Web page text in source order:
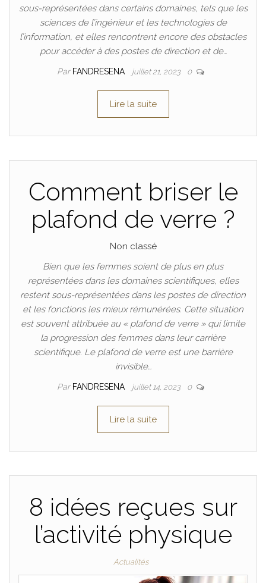
sous-représentées dans certains domaines, tels que les
sciences de l’ingénieur et les technologies de
l’information, et elles rencontrent encore des obstacles
pour accéder à des postes de direction et de…
Par FANDRESENA juillet 21, 2023 0
Lire la suite
Comment briser le
plafond de verre ?
Non classé
Bien que les femmes soient de plus en plus
représentées dans les domaines scientifiques, elles
restent sous-représentées dans les postes de direction
et les fonctions les mieux rémunérées. Cette situation
est souvent attribuée au « plafond de verre » qui limite
la progression des femmes dans leur carrière
scientifique. Le plafond de verre est une barrière
invisible…
Par FANDRESENA juillet 14, 2023 0
Lire la suite
8 idées reçues sur
l’activité physique
Actualités